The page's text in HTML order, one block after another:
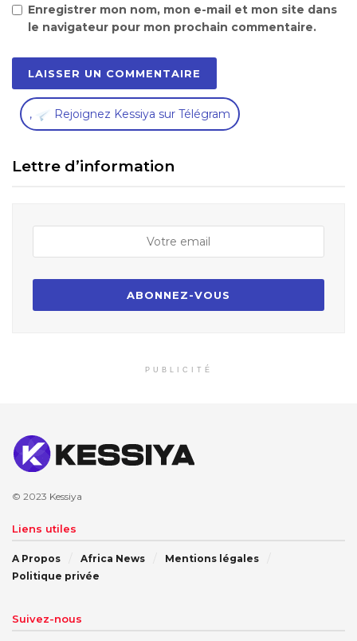
Enregistrer mon nom, mon e-mail et mon site dans
le navigateur pour mon prochain commentaire.
, Rejoignez Kessiya sur Télégram
Lettre d’information
PUBLICITÉ
© 2023 Kessiya
Liens utiles
A Propos Africa News
Mentions légales
Politique privée
Suivez-nous